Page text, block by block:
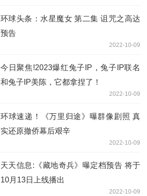
环球头条：水星魔女 第二集 诅咒之高达
预告
2022-10-09
今日聚焦!2023爆红兔子IP，兔子IP联名
和兔子IP美陈，它都拿捏了！
2022-10-09
环球速递！《万里归途》曝群像剧照 真
实还原撤侨幕后艰辛
2022-10-09
天天信息:《藏地奇兵》曝定档预告 将于
10月13日上线播出
2022-10-09